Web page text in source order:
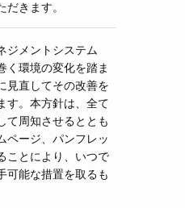
だきます。
ジメントシステム
く環境の変化を踏ま
見直してその改善を
す。本方針は、全て
て周知させるととも
ページ、パンフレッ
ことにより、いつで
可能な措置を取るも